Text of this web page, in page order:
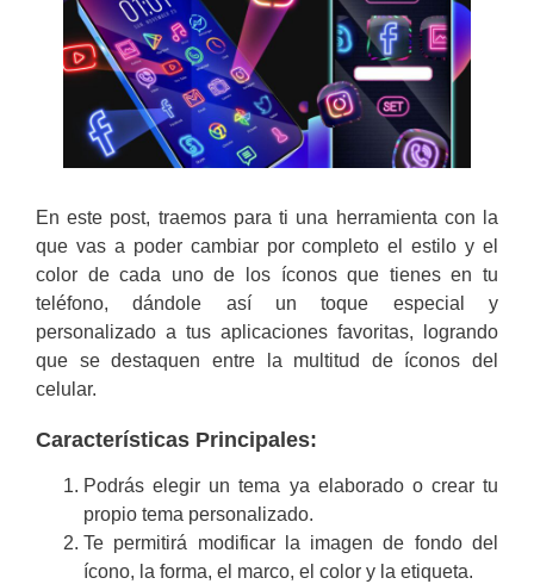
En este post, traemos para ti una herramienta con la
que vas a poder cambiar por completo el estilo y el
color de cada uno de los íconos que tienes en tu
teléfono, dándole así un toque especial y
personalizado a tus aplicaciones favoritas, logrando
que se destaquen entre la multitud de íconos del
celular.
Características Principales:
Podrás elegir un tema ya elaborado o crear tu
propio tema personalizado.
Te permitirá modificar la imagen de fondo del
ícono, la forma, el marco, el color y la etiqueta.